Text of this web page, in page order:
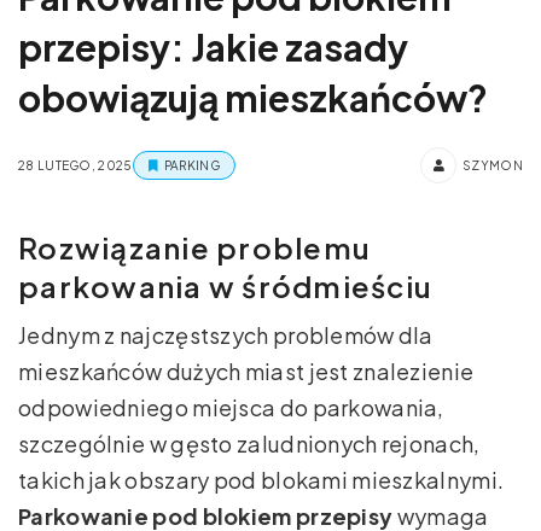
przepisy: Jakie zasady
obowiązują mieszkańców?
28 LUTEGO, 2025 PARKING SZYMON
Rozwiązanie problemu
parkowania w śródmieściu
Jednym z najczęstszych problemów dla
mieszkańców dużych miast jest znalezienie
odpowiedniego miejsca do parkowania,
szczególnie w gęsto zaludnionych rejonach,
takich jak obszary pod blokami mieszkalnymi.
Parkowanie pod blokiem przepisywymaga